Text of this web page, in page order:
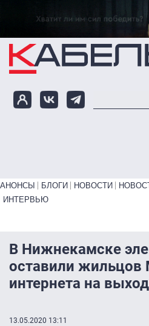
Перейти к основному
Primary links bottom
АНОНСЫ БЛОГИ НОВОСТИ
ИНТЕРВЬЮ
В Нижнекамске
оставили
интернета на
13.05.2020 13:11